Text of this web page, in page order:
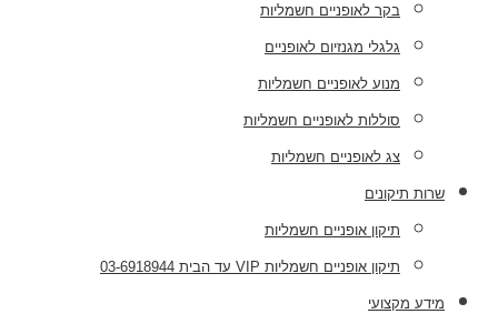
בקר לאופניים חשמליות
גלגלי מגנזיום לאופניים
מנוע לאופניים חשמליות
סוללות לאופניים חשמליות
צג לאופניים חשמליות
שרות תיקונים
תיקון אופניים חשמליות
תיקון אופניים חשמליות VIP עד הבית 03-6918944
מידע מקצועי